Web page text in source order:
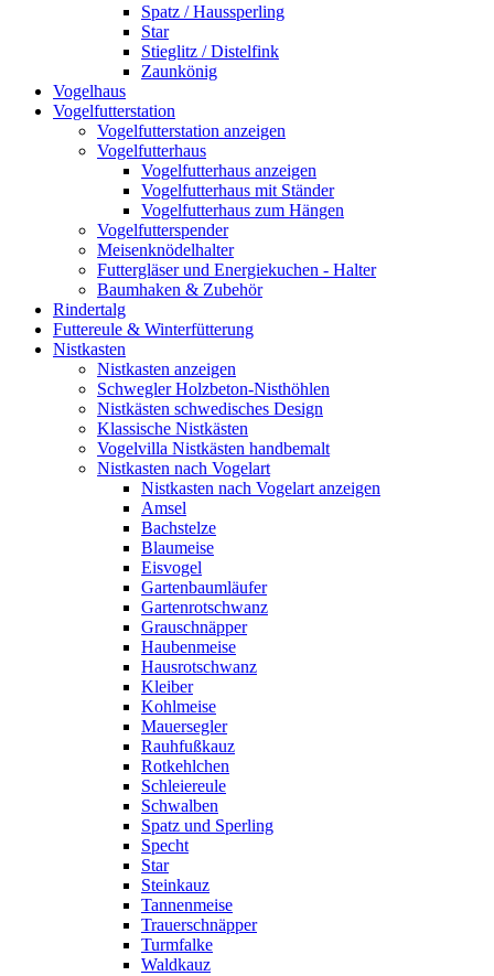
Spatz / Haussperling
Star
Stieglitz / Distelfink
Zaunkönig
Vogelhaus
Vogelfutterstation
Vogelfutterstation anzeigen
Vogelfutterhaus
Vogelfutterhaus anzeigen
Vogelfutterhaus mit Ständer
Vogelfutterhaus zum Hängen
Vogelfutterspender
Meisenknödelhalter
Futtergläser und Energiekuchen - Halter
Baumhaken & Zubehör
Rindertalg
Futtereule & Winterfütterung
Nistkasten
Nistkasten anzeigen
Schwegler Holzbeton-Nisthöhlen
Nistkästen schwedisches Design
Klassische Nistkästen
Vogelvilla Nistkästen handbemalt
Nistkasten nach Vogelart
Nistkasten nach Vogelart anzeigen
Amsel
Bachstelze
Blaumeise
Eisvogel
Gartenbaumläufer
Gartenrotschwanz
Grauschnäpper
Haubenmeise
Hausrotschwanz
Kleiber
Kohlmeise
Mauersegler
Rauhfußkauz
Rotkehlchen
Schleiereule
Schwalben
Spatz und Sperling
Specht
Star
Steinkauz
Tannenmeise
Trauerschnäpper
Turmfalke
Waldkauz